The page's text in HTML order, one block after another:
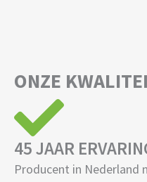
ONZE
45 JAAR
Producent in Nederland